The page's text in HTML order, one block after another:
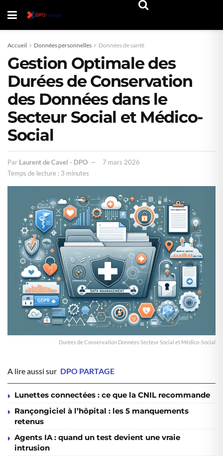
Accueil Données personnelles Données de santé
Gestion Optimale des
Durées de Conservation
des Données dans le
Secteur Social et Médico-
Social
Par Laurent de Cavel - DPO
7 mars 2026
Temps de lecture : 3 minutes
Durées de Conservation Données Secteur Social et Médico-Social
A lire aussi sur DPO PARTAGE
Lunettes connectées : ce que la CNIL recommande
Rançongiciel à l’hôpital : les 5 manquements
retenus
Agents IA : quand un test devient une vraie
intrusion